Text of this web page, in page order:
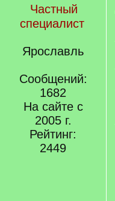
Частный
специалист
Ярославль
Сообщений:
1682
На сайте с
2005 г.
Рейтинг:
2449